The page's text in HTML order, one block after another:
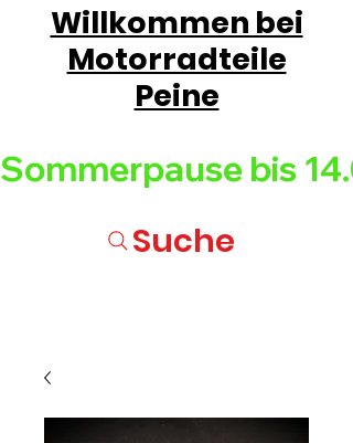
Sommerpause bis
Willkommen bei
Motorradteile
Peine
Suche